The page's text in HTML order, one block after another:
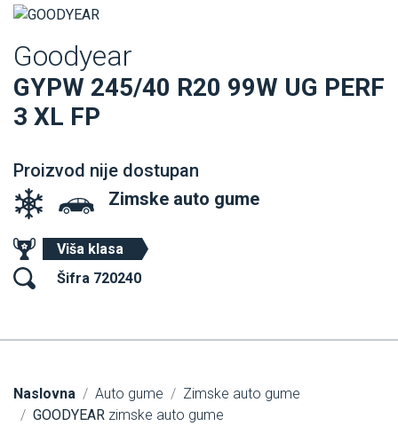
Goodyear
GYPW 245/40 R20 99W UG PERF
3 XL FP
Proizvod nije dostupan
Zimske auto gume
Viša klasa
Šifra 720240
Naslovna Auto gume
Zimske auto gume
GOODYEAR zimske auto gume